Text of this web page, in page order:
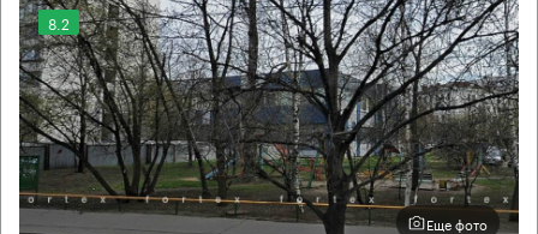
8.2
Еще фото